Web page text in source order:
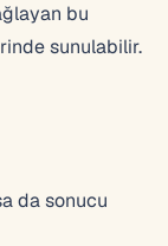
bu
sunulabilir.
da sonucu